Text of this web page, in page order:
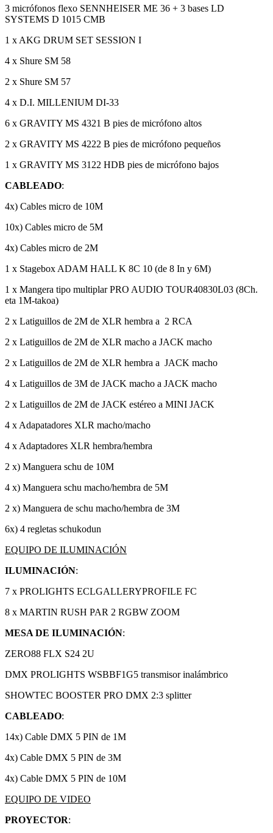
3 micrófonos flexo SENNHEISER ME 36 + 3 bases LD
SYSTEMS D 1015 CMB
1 x AKG DRUM SET SESSION I
4 x Shure SM 58
2 x Shure SM 57
4 x D.I. MILLENIUM DI-33
6 x GRAVITY MS 4321 B pies de micrófono altos
2 x GRAVITY MS 4222 B pies de micrófono pequeños
1 x GRAVITY MS 3122 HDB pies de micrófono bajos
CABLEADO:
4x) Cables micro de 10M
10x) Cables micro de 5M
4x) Cables micro de 2M
1 x Stagebox ADAM HALL K 8C 10 (de 8 In y 6M)
1 x Mangera tipo multiplar PRO AUDIO TOUR40830L03 (8Ch.
eta 1M-takoa)
2 x Latiguillos de 2M de XLR hembra a 2 RCA
2 x Latiguillos de 2M de XLR macho a JACK macho
2 x Latiguillos de 2M de XLR hembra a JACK macho
4 x Latiguillos de 3M de JACK macho a JACK macho
2 x Latiguillos de 2M de JACK estéreo a MINI JACK
4 x Adapatadores XLR macho/macho
4 x Adaptadores XLR hembra/hembra
2 x) Manguera schu de 10M
4 x) Manguera schu macho/hembra de 5M
2 x) Manguera de schu macho/hembra de 3M
6x) 4 regletas schukodun
EQUIPO DE ILUMINACIÓN
ILUMINACIÓN:
7 x PROLIGHTS ECLGALLERYPROFILE FC
8 x MARTIN RUSH PAR 2 RGBW ZOOM
MESA DE ILUMINACIÓN:
ZERO88 FLX S24 2U
DMX PROLIGHTS WSBBF1G5 transmisor inalámbrico
SHOWTEC BOOSTER PRO DMX 2:3 splitter
CABLEADO:
14x) Cable DMX 5 PIN de 1M
4x) Cable DMX 5 PIN de 3M
4x) Cable DMX 5 PIN de 10M
EQUIPO DE VIDEO
PROYECTOR: